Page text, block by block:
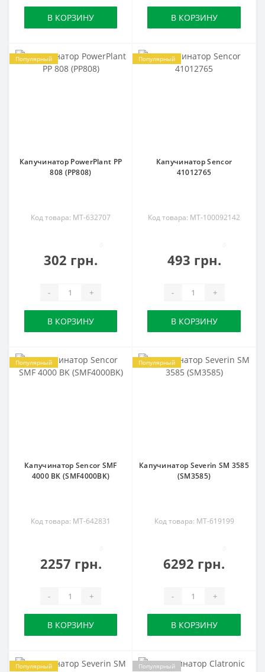
В КОРЗИНУ В КОРЗИНУ
Популярный
Капучинатор PowerPlant PP
808 (PP808)
Код товара: MT-632707
302 грн.
- +
В КОРЗИНУ
Популярный
Капучинатор Sencor
41012765
Код товара: MT-100092142
493 грн.
- +
В КОРЗИНУ
Популярный
Капучинатор Sencor SMF
4000 BK (SMF4000BK)
Код товара: MT-642831
2257 грн.
- +
В КОРЗИНУ
Популярный
Капучинатор Severin SM 3585
(SM3585)
Код товара: MT-619199
6292 грн.
- +
В КОРЗИНУ
Популярный Популярный